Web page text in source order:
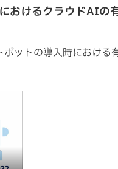
おけるクラウドAIの
ットの導入時における